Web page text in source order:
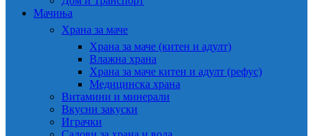
Мачиња
Храна за маче
Храна за маче (китен и адулт)
Влажна храна
Храна за маче китен и адулт (рефус)
Медицинска храна
Витамини и минерали
Вкусни закуски
Играчки